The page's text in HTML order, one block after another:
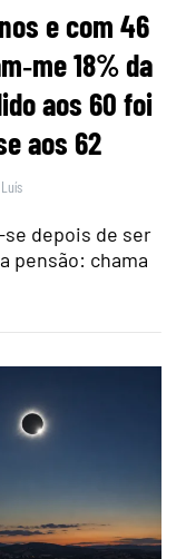
e com 46
18% da
aos 60 foi
aos 62
depois de ser
pensão: chama